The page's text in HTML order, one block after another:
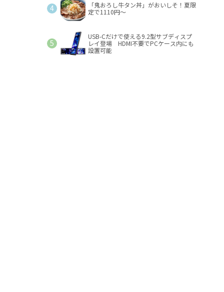
「鬼おろし牛タン丼」がおいしそ！夏限
定で1110円～
USB-Cだけで使える9.2型サブディスプ
レイ登場 HDMI不要でPCケース内にも
設置可能